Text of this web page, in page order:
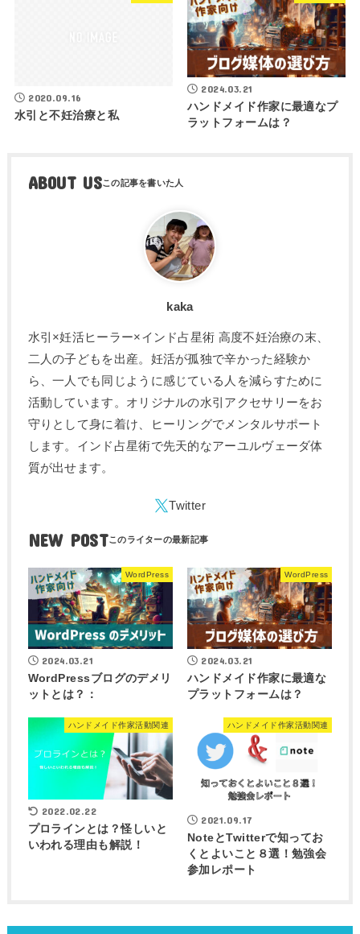
2020.09.16
水引と不妊治療と私
2024.03.21
ハンドメイド作家に最適なプ
ラットフォームは？
ABOUT US
kaka
水引×妊活ヒーラー×インド占星術 高度不妊治療の末、
二人の子どもを出産。妊活が孤独で辛かった経験か
ら、一人でも同じように感じている人を減らすために
活動しています。オリジナルの水引アクセサリーをお
守りとして身に着け、ヒーリングでメンタルサポート
します。インド占星術で先天的なアーユルヴェーダ体
質が出せます。
NEW POST
WordPress
2024.03.21
WordPressブログのデメリ
ットとは？：
WordPress
2024.03.21
ハンドメイド作家に最適な
プラットフォームは？
ハンドメイド作家活動関連
2022.02.22
プロラインとは？怪しいと
いわれる理由も解説！
ハンドメイド作家活動関連
2021.09.17
NoteとTwitterで知ってお
くとよいこと８選！勉強会
参加レポート